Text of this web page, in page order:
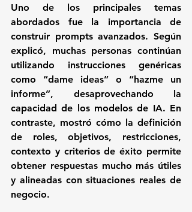
Uno de los principales temas
abordados fue la importancia de
construir prompts avanzados. Según
explicó, muchas personas continúan
utilizando instrucciones genéricas
como “dame ideas” o “hazme un
informe”, desaprovechando la
capacidad de los modelos de IA. En
contraste, mostró cómo la definición
de roles, objetivos, restricciones,
contexto y criterios de éxito permite
obtener respuestas mucho más útiles
y alineadas con situaciones reales de
negocio.